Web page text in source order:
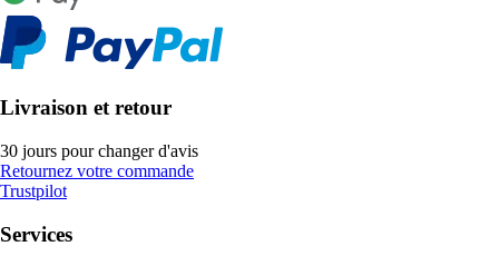
Livraison et retour
30 jours pour changer d'avis
Retournez votre commande
Trustpilot
Services